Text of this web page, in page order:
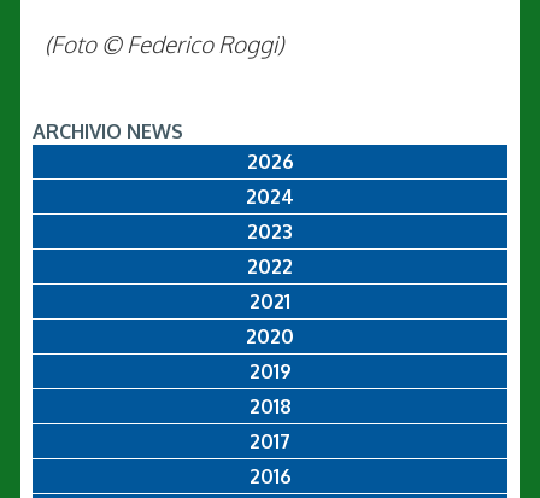
(Foto © Federico Roggi)
ARCHIVIO NEWS
2026
2024
2023
2022
2021
2020
2019
2018
2017
2016